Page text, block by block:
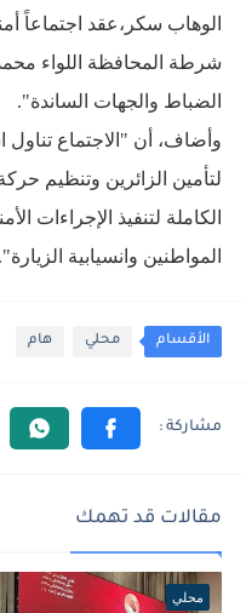
الوهاب سكر،عقد اجتماعاً
شرطة المحافظة اللواء
الضباط والجهات الساندة".
وأضاف، أن "الاجتماع
لتأمين الزائرين وتنظيم
الكاملة لتنفيذ الإجراءات
المواطنين وانسيابية الزيارة".
الأقسام محلي هام
مقالات قد تهمك
محلي